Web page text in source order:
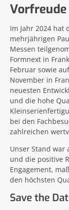
Vorfreude
Im Jahr 2024 hat
mehrjährigen
Messen
Formnext in
Februar sowie
November in
neuesten
und die hohe
bei den
zahlreichen
Unser Stand war
und die positive
Engagement,
den höchsten
Save the